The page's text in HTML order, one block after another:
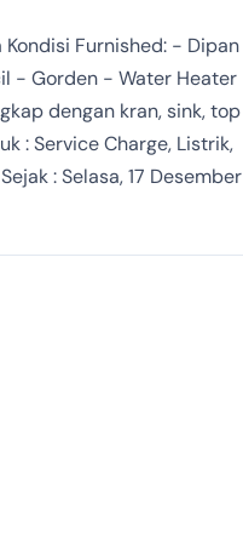
Kondisi Furnished: - Dipan
- Gorden - Water Heater
dengan kran, sink, top
: Service Charge, Listrik,
: Selasa, 17 Desember